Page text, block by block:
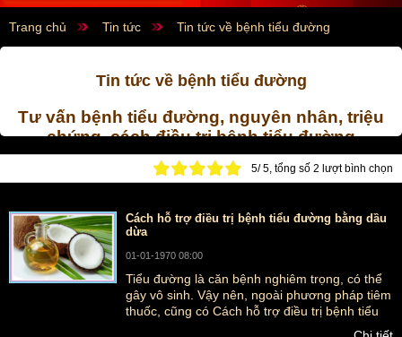
Trang chủ Tin tức Tin tức về bệnh tiểu đường
Tin tức về bệnh tiểu đường
Tư vấn bệnh tiểu đường, nguyên nhân, triệu
chứng, cách điều trị bệnh tiểu đường
Tin tức về bệnh tiểu đường: triệu chứng, nguyên nhân cách
bán tại địa chỉ uy tín!
5/5, tổng số 2 lượt bình chọn
Cách hỗ trợ điều trị bệnh tiểu đường bằng dầu
dừa
01-01-1970 08:00
Tiểu đường là căn bệnh nghiêm trọng, có thể
gây vô sinh. Vậy nên, ngoài phương pháp tiêm
thuốc, cũng có Cách hỗ trợ điều trị bệnh tiểu